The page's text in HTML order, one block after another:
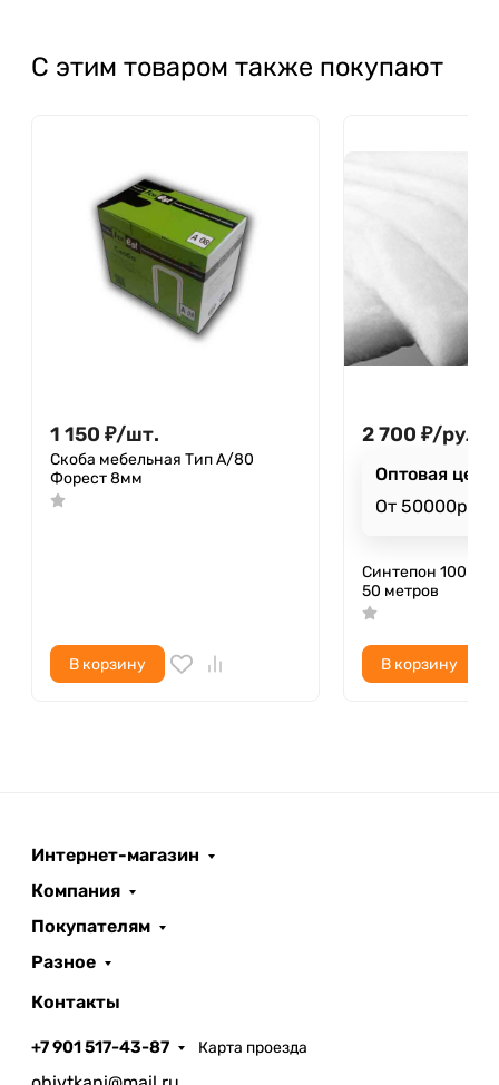
С этим товаром также покупают
1 150 ₽/шт.
Скоба мебельная Тип А/80
Форест 8мм
В корзину
2 700 ₽/рул.
Оптовая цена
От 50000р
Синтепон 100 г/
50 метров
В корзину
Интернет-магазин
Компания
Покупателям
Разное
Контакты
+7 901 517-43-87 Карта проезда